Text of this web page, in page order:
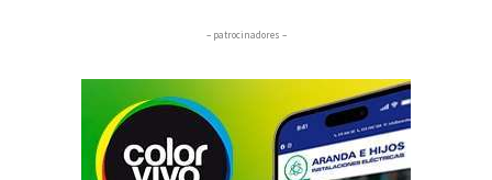
– patrocinadores –